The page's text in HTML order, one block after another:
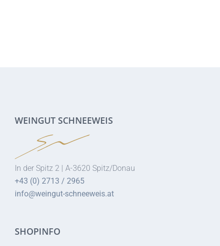
WEINGUT SCHNEEWEIS
In der Spitz 2 | A-3620 Spitz/Donau
+43 (0) 2713 / 2965
info@weingut-schneeweis.at
SHOPINFO